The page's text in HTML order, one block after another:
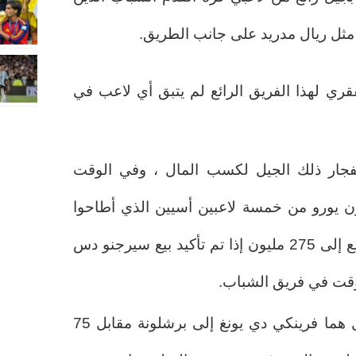
مثل ريال مدريد على جانب الطريق.
لهذا الفريق الرائع لم يتبق أي لاعب في
ذلك الجيل لكسب المال ، وفي الوقت
قام بتحصيل 255 مليون يورو من خمسة لاعبين أسيين الذي أطاحوا
بريال مدريد , رقم يمكن أن يرتفع إلى 275 مليون إذا تم تأكيد بيع سيرجنو دس
في فريق الشباب.
كان أكبر انتقالين من ذلك الجيل هما فرينكي دي يونغ إلى برشلونة مقابل 75